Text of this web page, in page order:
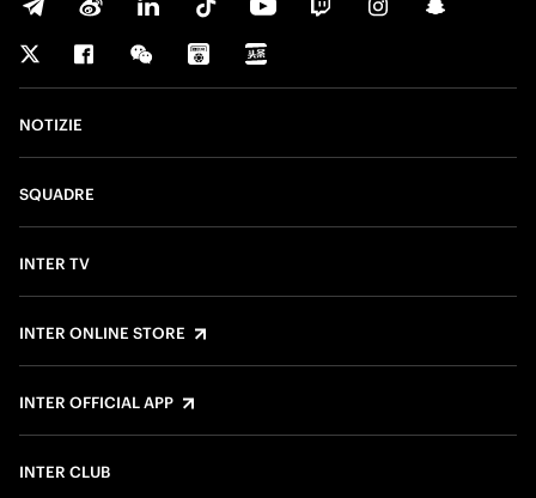
NOTIZIE
SQUADRE
INTER TV
INTER ONLINE STORE
INTER OFFICIAL APP
INTER CLUB